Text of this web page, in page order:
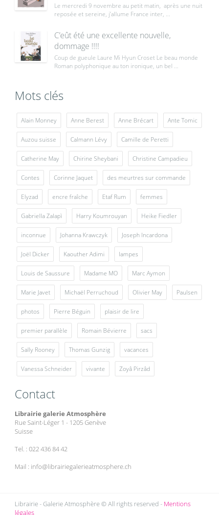
Le mercredi 9 novembre au petit matin, après une nuit
reposée et sereine, j’allume France inter, ...
C’eût été une excellente nouvelle,
dommage !!!!
Coup de gueule Laure Mi Hyun Croset Le beau monde
Roman polyphonique au ton ironique, un bel ...
Mots clés
Alain Monney Anne Berest Anne Brécart Ante Tomic
Auzou suisse Calmann Lévy Camille de Peretti
Catherine May Chirine Sheybani Christine Campadieu
Contes Corinne Jaquet des meurtres sur commande
Elyzad encre fraîche Etaf Rum femmes
Gabriella Zalapì Harry Koumrouyan Heike Fiedler
inconnue Johanna Krawczyk Joseph Incardona
Joël Dicker Kaouther Adimi lampes
Louis de Saussure Madame MO Marc Aymon
Marie Javet Michaël Perruchoud Olivier May Paulsen
photos Pierre Béguin plaisir de lire
premier parallèle Romain Bévierre sacs
Sally Rooney Thomas Gunzig vacances
Vanessa Schneider vivante Zoyâ Pirzâd
Contact
Librairie galerie Atmosphère
Rue Saint-Léger 1 - 1205 Genève
Suisse
Tel. : 022 436 84 42
Mail : info@librairiegalerieatmosphere.ch
Librairie - Galerie Atmosphère © All rights reserved - Mentions
légales